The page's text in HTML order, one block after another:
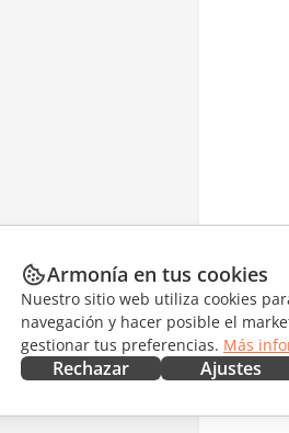
Armonía en tus cookies
Nuestro sitio web utiliza cookies
navegación y hacer posible el
gestionar tus preferencias. Más
Rechazar Ajustes